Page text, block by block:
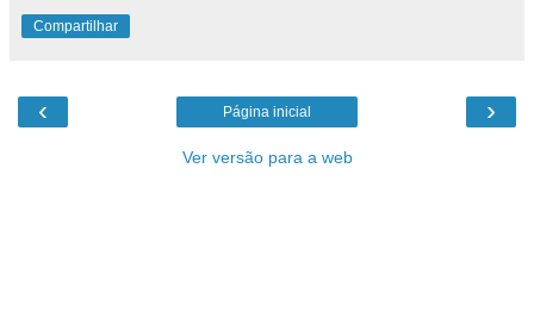
Compartilhar
‹ ›
Página inicial
Ver versão para a web